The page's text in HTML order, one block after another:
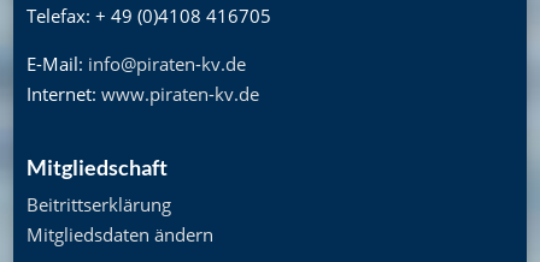
Telefax: + 49 (0)4108 416705
E-Mail: info@piraten-kv.de
Internet: www.piraten-kv.de
Mitgliedschaft
Beitrittserklärung
Mitgliedsdaten ändern